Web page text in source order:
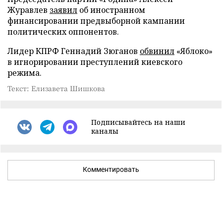
Журавлев заявил об иностранном
финансировании предвыборной кампании
политических оппонентов.
Лидер КПРФ Геннадий Зюганов обвинил «Яблоко»
в игнорировании преступлений киевского
режима.
Текст: Елизавета Шишкова
Подписывайтесь на наши
каналы
Комментировать